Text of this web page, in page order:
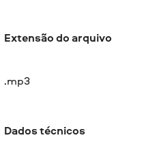
Extensão do arquivo
.mp3
Dados técnicos